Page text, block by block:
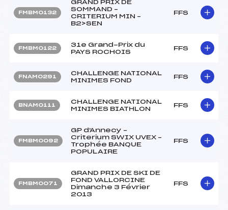
FMBM0132
GRAND PRIX DE
SOMMAND –
CRITERIUM MIN –
B2>SEN
FFS
FMBM0122
31e Grand-Prix du
PAYS ROCHOIS
FFS
FNAM0291
CHALLENGE NATIONAL
MINIMES FOND
FFS
BNAM0111
CHALLENGE NATIONAL
MINIMES BIATHLON
FFS
FMBM0092
GP d'Annecy –
Criterium SWIX UVEX –
Trophée BANQUE
POPULAIRE
FFS
FMBM0071
GRAND PRIX DE SKI DE
FOND VALLORCINE
Dimanche 3 Février
2013
FFS